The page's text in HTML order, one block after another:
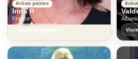
Artiste peintre
Irina R
France